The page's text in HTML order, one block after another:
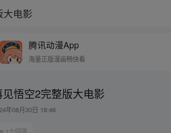
大电影
腾讯动漫App
海量正版漫画畅快看
见悟空2完整版大电影
年08月30日 18:46